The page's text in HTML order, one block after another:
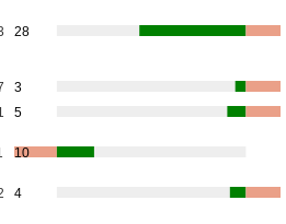
28
3
5
10
4